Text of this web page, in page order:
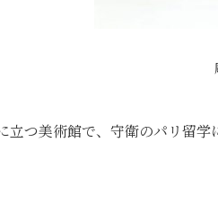
立つ美術館で、守衛のパリ留